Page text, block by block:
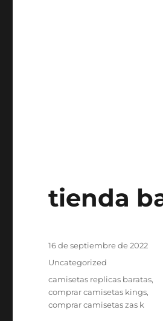
tienda
Publicado
16 de septiembre de 2022
Categorías
Uncategorized
Etiquetas
camisetas replicas baratas,
comprar camisetas kings,
comprar camisetas zas k